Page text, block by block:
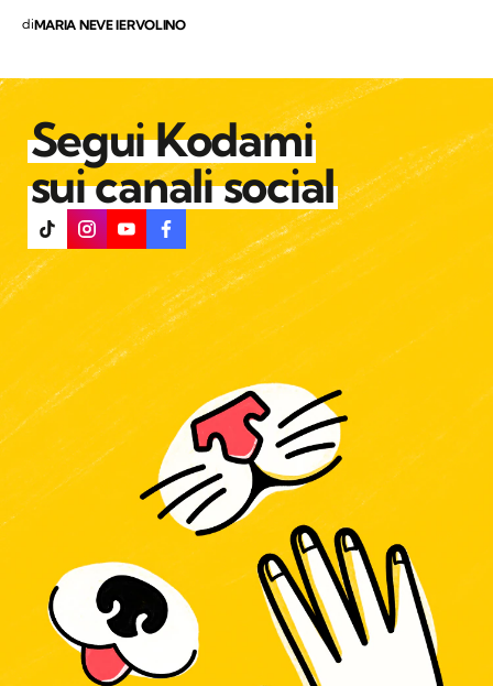
diMARIA NEVE IERVOLINO
Segui Kodami
sui canali social